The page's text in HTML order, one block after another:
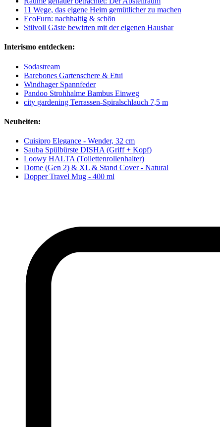
11 Wege, das eigene Heim gemütlicher zu machen
EcoFurn: nachhaltig & schön
Stilvoll Gäste bewirten mit der eigenen Hausbar
Interismo entdecken:
Sodastream
Barebones Gartenschere & Etui
Windhager Spannfeder
Pandoo Strohhalme Bambus Einweg
city gardening Terrassen-Spiralschlauch 7,5 m
Neuheiten:
Cuisipro Elegance - Wender, 32 cm
Sauba Spülbürste DISHA (Griff + Kopf)
Loowy HALTA (Toilettenrollenhalter)
Dome (Gen 2) & XL & Stand Cover - Natural
Dopper Travel Mug - 400 ml